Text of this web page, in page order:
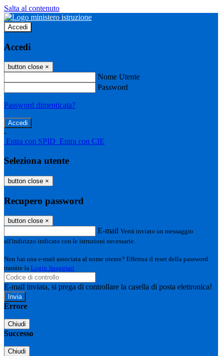
Salta al contenuto
Accedi
Accedi
button close ×
Nome Utente
Password
Password dimenticata?
-
Entra con SPID Entra con CIE
Seleziona utente
button close ×
Recupero password
button close ×
E-mail Verrà inviato un messaggio
all'indirizzo indicato con le istruzioni necessarie.
Non hai una e-mail associata al nome utente? Effettua il reset della password
tramite la Login Spaggiari
E-mail inviata, si prega di controllare la casella di posta elettronica!
Errore
Chiudi
Successo
Chiudi